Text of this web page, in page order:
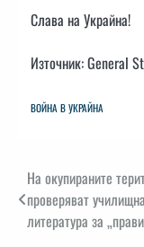
Слава на Украйна!
Източник: General
ВОЙНА В УКРАЙНА
Навигация
На окупираните
проверяват
литература за